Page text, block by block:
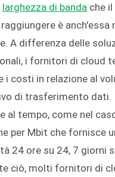
larghezza di banda che
è anch'essa
A differenza delle
i fornitori di cloud
i costi in relazione al
di trasferimento dati.
al tempo, come nel
per Mbit che fornisce
24 ore su 24, 7 giorni
ciò, molti fornitori di